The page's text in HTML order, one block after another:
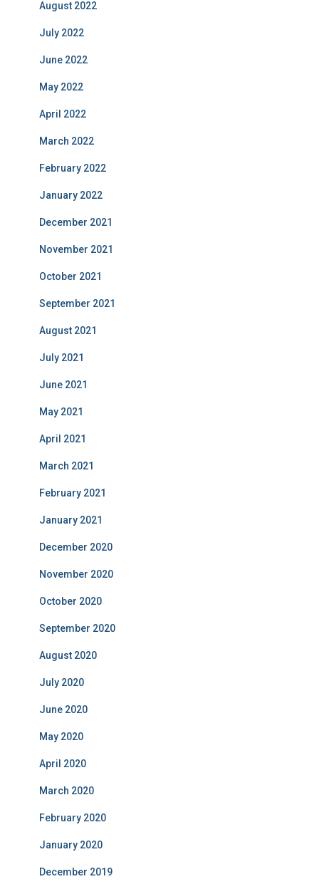
August 2022
July 2022
June 2022
May 2022
April 2022
March 2022
February 2022
January 2022
December 2021
November 2021
October 2021
September 2021
August 2021
July 2021
June 2021
May 2021
April 2021
March 2021
February 2021
January 2021
December 2020
November 2020
October 2020
September 2020
August 2020
July 2020
June 2020
May 2020
April 2020
March 2020
February 2020
January 2020
December 2019